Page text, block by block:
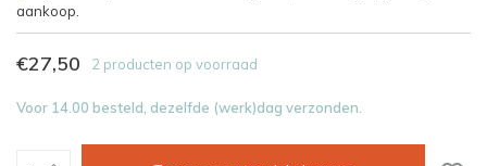
aankoop.
€27,50 2 producten op voorraad
Voor 14.00 besteld, dezelfde (werk)dag verzonden.